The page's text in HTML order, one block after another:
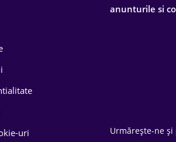
uri
anunturile si
Urmărește-ne